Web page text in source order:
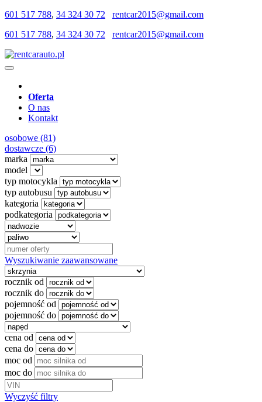
601 517 788, 34 324 30 72
rentcar2015@gmail.com
601 517 788, 34 324 30 72 rentcar2015@gmail.com
Oferta
O nas
Kontakt
osobowe (81)
dostawcze (6)
marka
model
typ motocykla
typ autobusu
kategoria
podkategoria
Wyszukiwanie zaawansowane
rocznik od
rocznik do
pojemność od
pojemność do
cena od
cena do
moc od
moc do
Wyczyść filtry